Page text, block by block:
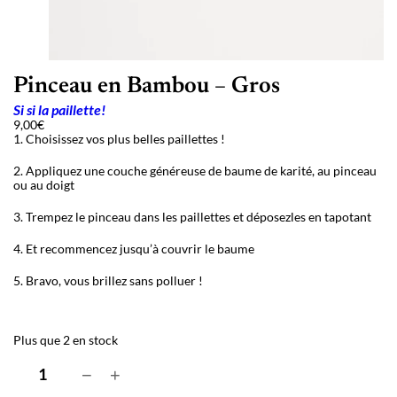
Pinceau en Bambou – Gros
Si si la paillette!
9,00€
1. Choisissez vos plus belles paillettes !
2. Appliquez une couche généreuse de baume de karité, au pinceau
ou au doigt
3. Trempez le pinceau dans les paillettes et déposezles en tapotant
4. Et recommencez jusqu’à couvrir le baume
5. Bravo, vous brillez sans polluer !
Plus que 2 en stock
− +